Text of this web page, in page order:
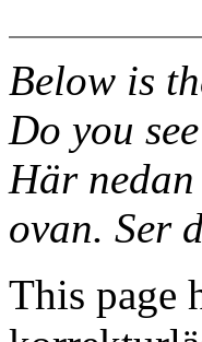
Below is
Do you
Här nedan
ovan. Ser
This page